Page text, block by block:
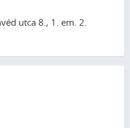
utca 8., 1. em. 2.